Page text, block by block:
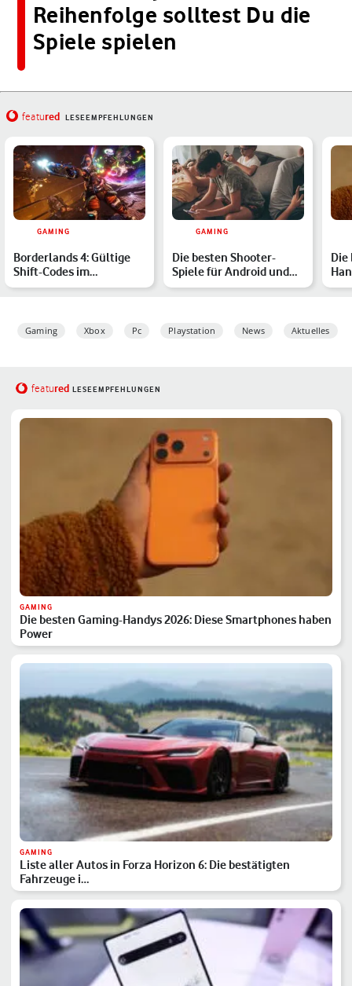
Reihenfolge solltest Du die
Spiele spielen
featured LESEEMPFEHLUNGEN
GAMING
Borderlands 4: Gültige
Shift-Codes im
Dezember 2025 und wie
GAMING
Die besten Shooter-
Spiele für Android und
iOS
Die
Gaming Xbox Pc Playstation News Aktuelles
featured LESEEMPFEHLUNGEN
GAMING
Die besten Gaming-Handys 2026: Diese Smartphones haben
Power
GAMING
Liste aller Autos in Forza Horizon 6: Die bestätigten
Fahrzeuge i…